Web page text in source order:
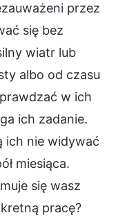
przez
się bez
wiatr lub
albo od czasu
w ich
ich zadanie.
ich nie widywać
miesiąca.
się wasz
pracę?